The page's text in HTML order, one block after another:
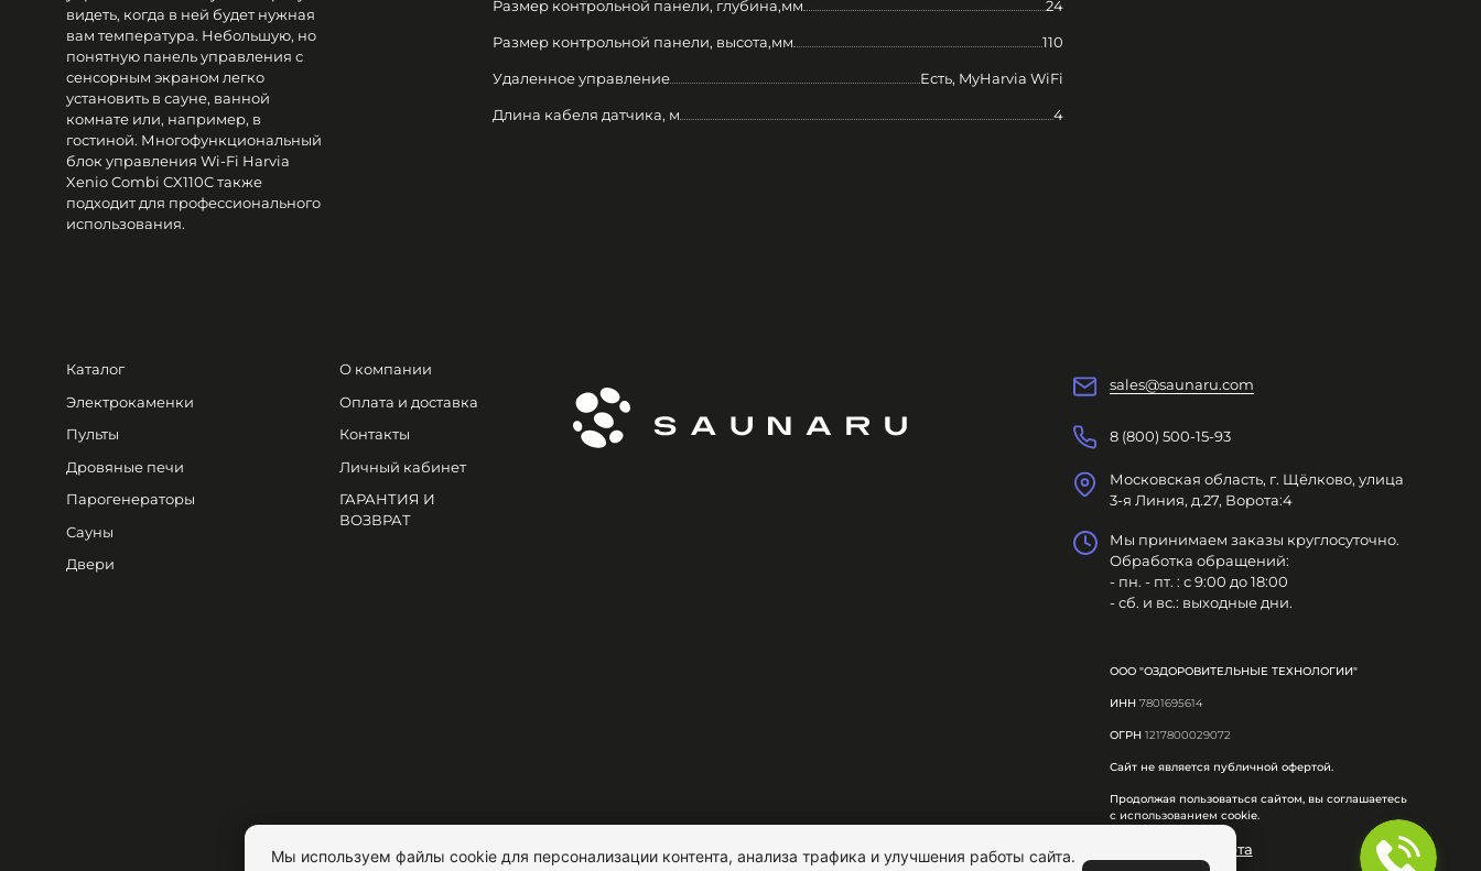
видеть, когда в ней будет нужная
вам температура. Небольшую, но
понятную панель управления с
сенсорным экраном легко
установить в сауне, ванной
комнате или, например, в
гостиной. Многофункциональный
блок управления Wi-Fi Harvia
Xenio Combi CX110C также
подходит для профессионального
использования.
Размер контрольной панели, глубина,мм 24
Размер контрольной панели, высота,мм 110
Удаленное управление Есть, MyHarvia WiFi
Длина кабеля датчика, м 4
Каталог
Электрокаменки
Пульты
Дровяные печи
Парогенераторы
Сауны
Двери
О компании
Оплата и доставка
Контакты
Личный кабинет
ГАРАНТИЯ И
ВОЗВРАТ
sales@saunaru.com
8 (800) 500-15-93
Московская область, г. Щёлково, улица
3-я Линия, д.27, Ворота:4
Мы принимаем заказы круглосуточно.
Обработка обращений:
- пн. - пт. : с 9:00 до 18:00
- сб. и вс.: выходные дни.
ООО "ОЗДОРОВИТЕЛЬНЫЕ ТЕХНОЛОГИИ"
ИНН 7801695614
ОГРН 1217800029072
Сайт не является публичной офертой.
Продолжая пользоваться сайтом, вы соглашаетесь
с использованием cookie.
Публичная оферта
Мы используем файлы cookie для персонализации контента, анализа трафика и улучшения работы сайта.